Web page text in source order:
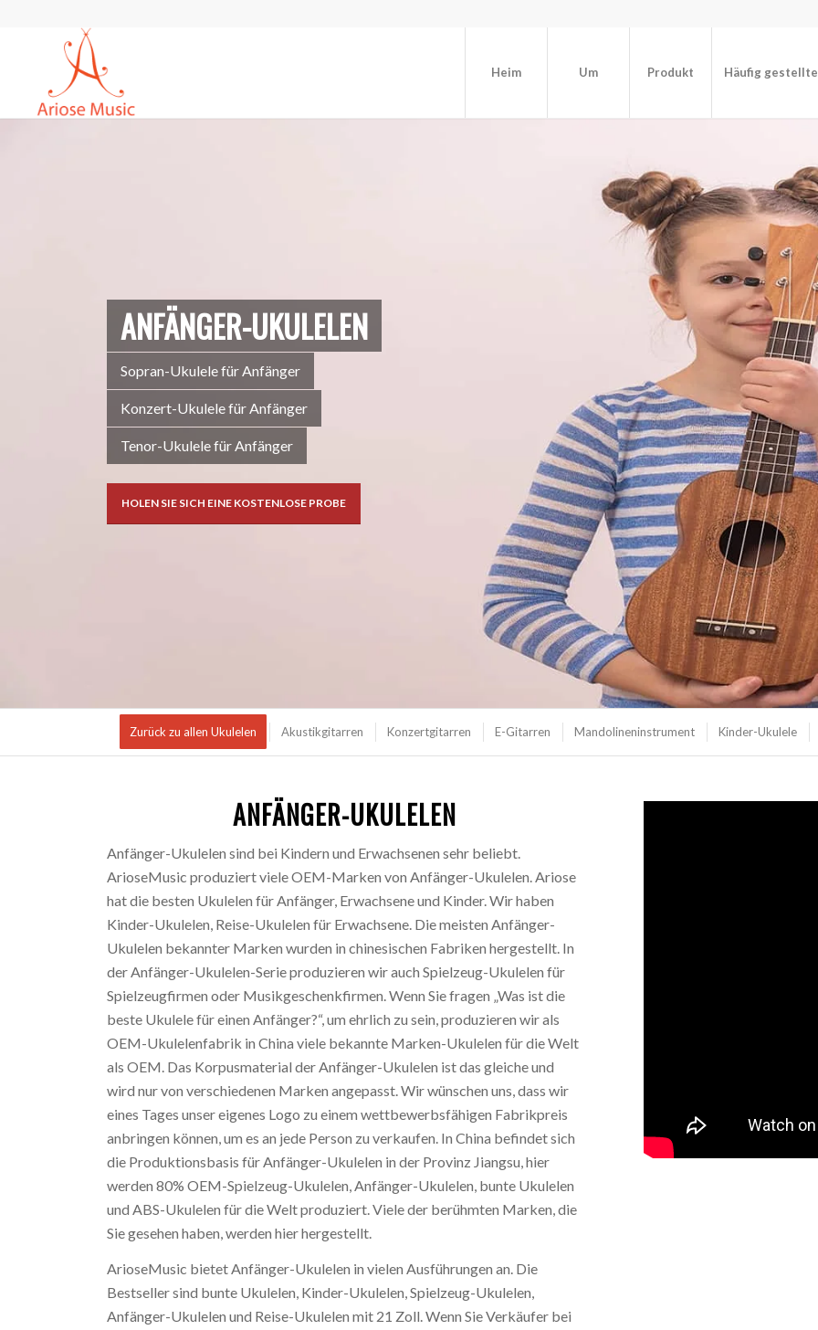
Heim Um Produkt Häufig
ANFÄNGER-UKULELEN
Sopran-Ukulele für Anfänger
Konzert-Ukulele für Anfänger
Tenor-Ukulele für Anfänger
HOLEN SIE SICH EINE KOSTENLOSE PROBE
Zurück zu allen Ukulelen Akustikgitarren Konzertgitarren E-Gitarren Mandolineninstrument Kinder-Ukulele
ANFÄNGER-UKULELEN
Anfänger-Ukulelen sind bei Kindern und Erwachsenen sehr beliebt.
ArioseMusic produziert viele OEM-Marken von Anfänger-Ukulelen. Ariose
hat die besten Ukulelen für Anfänger, Erwachsene und Kinder. Wir haben
Kinder-Ukulelen, Reise-Ukulelen für Erwachsene. Die meisten Anfänger-
Ukulelen bekannter Marken wurden in chinesischen Fabriken hergestellt. In
der Anfänger-Ukulelen-Serie produzieren wir auch Spielzeug-Ukulelen für
Spielzeugfirmen oder Musikgeschenkfirmen. Wenn Sie fragen „Was ist die
beste Ukulele für einen Anfänger?“, um ehrlich zu sein, produzieren wir als
OEM-Ukulelenfabrik in China viele bekannte Marken-Ukulelen für die Welt
als OEM. Das Korpusmaterial der Anfänger-Ukulelen ist das gleiche und
wird nur von verschiedenen Marken angepasst. Wir wünschen uns, dass wir
eines Tages unser eigenes Logo zu einem wettbewerbsfähigen Fabrikpreis
anbringen können, um es an jede Person zu verkaufen. In China befindet sich
die Produktionsbasis für Anfänger-Ukulelen in der Provinz Jiangsu, hier
werden 80% OEM-Spielzeug-Ukulelen, Anfänger-Ukulelen, bunte Ukulelen
und ABS-Ukulelen für die Welt produziert. Viele der berühmten Marken, die
Sie gesehen haben, werden hier hergestellt.
ArioseMusic bietet Anfänger-Ukulelen in vielen Ausführungen an. Die
Bestseller sind bunte Ukulelen, Kinder-Ukulelen, Spielzeug-Ukulelen,
Anfänger-Ukulelen und Reise-Ukulelen mit 21 Zoll. Wenn Sie Verkäufer bei